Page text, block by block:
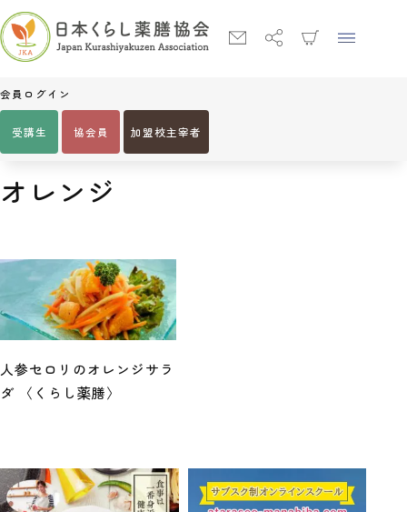
会員ログイン
受講生 協会員 加盟校主宰者
Home
オレンジ
人参セロリのオレンジサラ
ダ 〈くらし薬膳〉